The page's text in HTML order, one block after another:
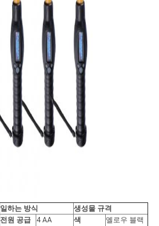
일하는 방식
생성물 규격
전원 공급
4 AA 색 옐로우 블랙